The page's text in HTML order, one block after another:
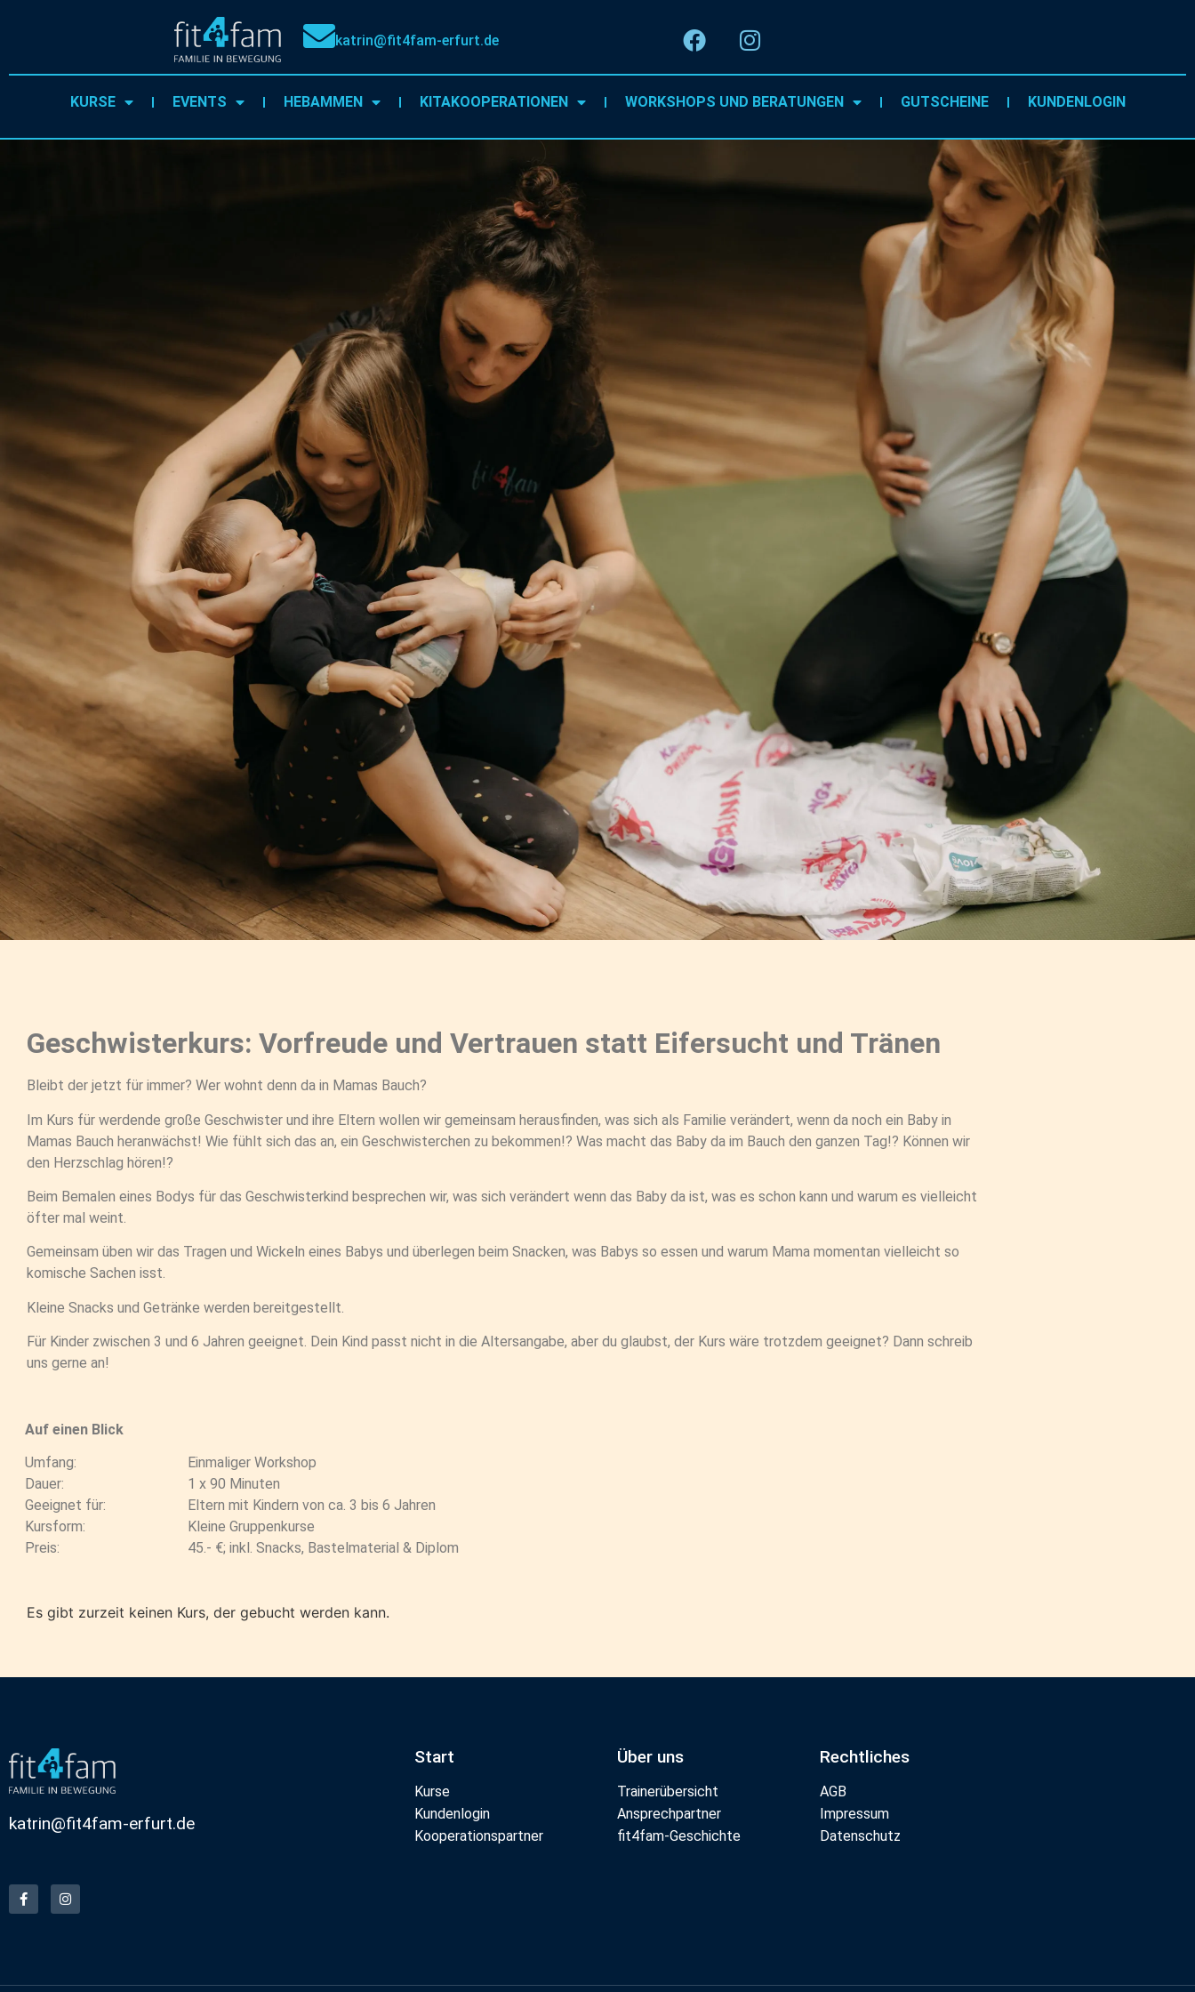
katrin@fit4fam-erfurt.de
KURSE EVENTS HEBAMMEN KITAKOOPERATIONEN WORKSHOPS UND BERATUNGEN GUTSCHEINE KUNDENLOGIN
Geschwisterkurs: Vorfreude und Vertrauen statt Eifersucht und Tränen
Bleibt der jetzt für immer? Wer wohnt denn da in Mamas Bauch?
Im Kurs für werdende große Geschwister und ihre Eltern wollen wir gemeinsam herausfinden, was sich als Familie verändert, wenn da noch ein Baby in
Mamas Bauch heranwächst! Wie fühlt sich das an, ein Geschwisterchen zu bekommen!? Was macht das Baby da im Bauch den ganzen Tag!? Können wir
den Herzschlag hören!?
Beim Bemalen eines Bodys für das Geschwisterkind besprechen wir, was sich verändert wenn das Baby da ist, was es schon kann und warum es vielleicht
öfter mal weint.
Gemeinsam üben wir das Tragen und Wickeln eines Babys und überlegen beim Snacken, was Babys so essen und warum Mama momentan vielleicht so
komische Sachen isst.
Kleine Snacks und Getränke werden bereitgestellt.
Für Kinder zwischen 3 und 6 Jahren geeignet. Dein Kind passt nicht in die Altersangabe, aber du glaubst, der Kurs wäre trotzdem geeignet? Dann schreib
uns gerne an!
Auf einen Blick
Umfang:
Dauer:
Geeignet für:
Kursform:
Preis:
Einmaliger Workshop
1 x 90 Minuten
Eltern mit Kindern von ca. 3 bis 6 Jahren
Kleine Gruppenkurse
45.- €; inkl. Snacks, Bastelmaterial & Diplom
Es gibt zurzeit keinen Kurs, der gebucht werden kann.
katrin@fit4fam-erfurt.de
Start
Kurse
Kundenlogin
Kooperationspartner
Über uns
Trainerübersicht
Ansprechpartner
fit4fam-Geschichte
Rechtliches
AGB
Impressum
Datenschutz